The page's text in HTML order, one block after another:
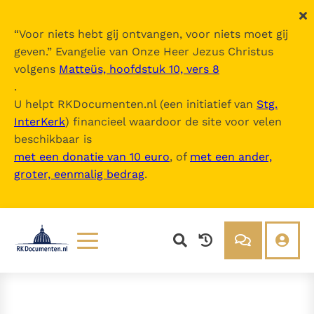
“Voor niets hebt gij ontvangen, voor niets moet gij
geven.” Evangelie van Onze Heer Jezus Christus
volgens Matteüs, hoofdstuk 10, vers 8
.
U helpt RKDocumenten.nl (een initiatief van Stg.
InterKerk) financieel waardoor de site voor velen
beschikbaar is
met een donatie van 10 euro, of met een ander,
groter, eenmalig bedrag.